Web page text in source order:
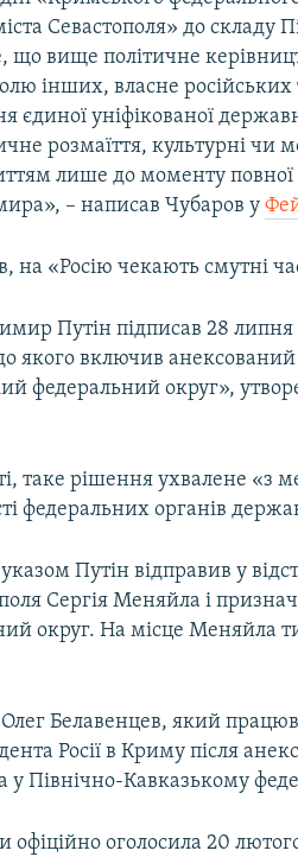
Севастополя» до складу
що вище політичне
інших, власне російських
єдиної уніфікованої
розмаїття, культурні чи
лише до моменту повної
– написав Чубаров у
на «Росію чекають смутні
Путін підписав 28
якого включив
федеральний округ»,
таке рішення ухвалене «з
федеральних органів
Путін відправив у
Сергія Меняйла і
округ. На місце Меняйла
Белавенцев, який
Росії в Криму після
у Північно-Кавказькому
офіційно оголосила 20